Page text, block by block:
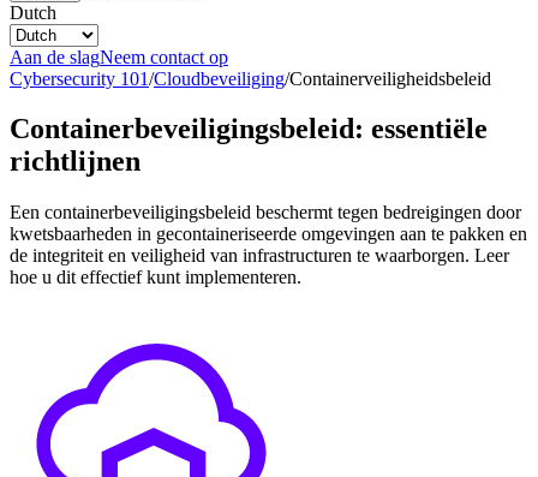
Dutch
Aan de slagNeem contact op
Cybersecurity 101/Cloudbeveiliging/Containerveiligheidsbeleid
Containerbeveiligingsbeleid: essentiële
richtlijnen
Een containerbeveiligingsbeleid beschermt tegen bedreigingen door
kwetsbaarheden in gecontaineriseerde omgevingen aan te pakken en
de integriteit en veiligheid van infrastructuren te waarborgen. Leer
hoe u dit effectief kunt implementeren.